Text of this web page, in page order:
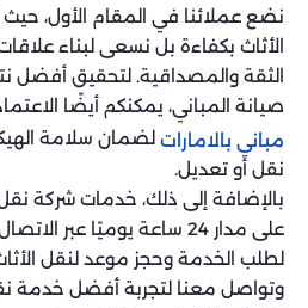
نضع عملائنا في المقام الأول،
الأثاث بكفاءة بل نسعى لبناء
الثقة والمصداقية. لتحقيق أفضل
صيانة المباني، يمكنكم أيضًا
مباني بالامارات لضمان سلامة
نقل أو تعديل.
بالإضافة إلى ذلك، خدمات شركة
لطلب الخدمة وحجز موعد لنقل
وتواصل معنا لتجربة أفضل خدمة